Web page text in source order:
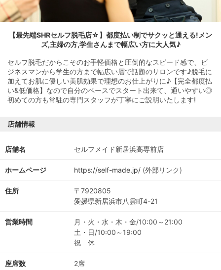
【最先端SHRセルフ脱毛店☆】都度払い制でサクッと通える!メン
ズ,主婦の方,学生さんまで幅広い方に大人気♪
セルフ脱毛だからこそのお手軽価格と圧倒的なスピード感で、ビ
ジネスマンから学生の方まで幅広い層で話題のサロンです♪脱毛に
加えてお肌に優しい美肌効果で理想のお仕上がりに♪【完全都度払
い&低価格】なので自分のペースでスタート出来て、通いやすい◎
初めての方も常駐の専門スタッフが丁寧にご説明いたします!
店舗情報
店舗名 セルフメイド新居浜高専前店
ホームページ https://self-made.jp/ (外部リンク)
住所
〒7920805
愛媛県新居浜市八雲町4-21
営業時間
月・火・水・木・金/10:00～21:00
土・日/10:00～19:00
祝 休
座席数 2席